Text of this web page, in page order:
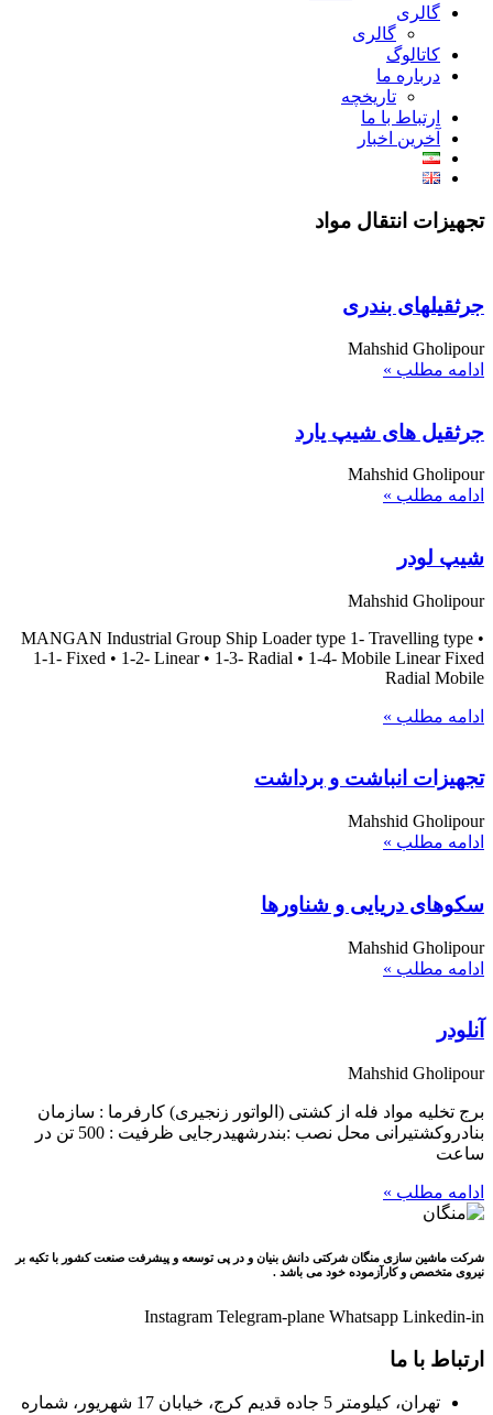
گالری
گالری
کاتالوگ
درباره ما
تاريخچه
ارتباط با ما
آخرین اخبار
تجهيزات انتقال مواد
جرثقيلهای بندری
Mahshid Gholipour
ادامه مطلب »
جرثقيل های شيپ يارد
Mahshid Gholipour
ادامه مطلب »
شيپ لودر
Mahshid Gholipour
MANGAN Industrial Group Ship Loader type 1- Travelling type •
1-1- Fixed • 1-2- Linear • 1-3- Radial • 1-4- Mobile Linear Fixed
Radial Mobile
ادامه مطلب »
تجهيزات انباشت و برداشت
Mahshid Gholipour
ادامه مطلب »
سكوهای دريايی و شناورها
Mahshid Gholipour
ادامه مطلب »
آنلودر
Mahshid Gholipour
برج تخليه مواد فله از كشتی (الواتور زنجيری) کارفرما : سازمان
بنادروکشتيرانی محل نصب :بندرشهيدرجایی ظرفيت : 500 تن در
ساعت
ادامه مطلب »
شرکت ماشین سازی منگان شرکتی دانش بنیان و در پی توسعه و پیشرفت صنعت کشور با تکیه بر
نیروی متخصص و کارآزموده خود می باشد .
Instagram Telegram-plane Whatsapp Linkedin-in
ارتباط با ما
تهران، کیلومتر 5 جاده قدیم کرج، خیابان 17 شهریور، شماره